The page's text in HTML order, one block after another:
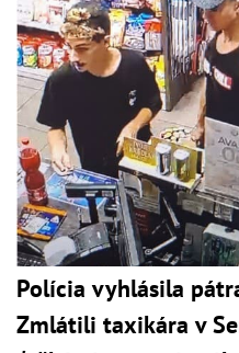
Polícia vyhlásila
Zmlátili taxikára v